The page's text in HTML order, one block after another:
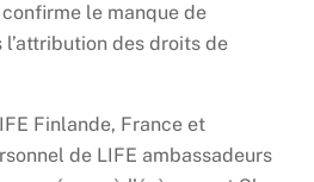
confirme le manque de
des droits de
Finlande, France et
de LIFE ambassadeurs